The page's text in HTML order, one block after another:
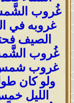
غروبه في
الصيف
غروب شمس
ولو كان
الليل